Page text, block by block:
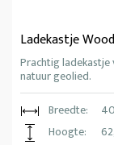
Ladekastje
Prachtig ladekastje
natuur geolied.
Breedte:
Hoogte: